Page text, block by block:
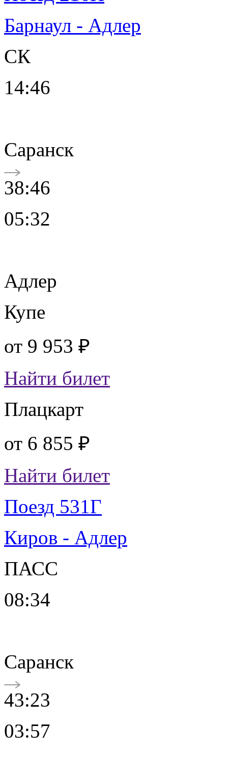
Барнаул - Адлер
СК
14:46
Саранск
38:46
05:32
Адлер
Купе
от 9 953 ₽
Найти билет
Плацкарт
от 6 855 ₽
Найти билет
Поезд 531Г
Киров - Адлер
ПАСС
08:34
Саранск
43:23
03:57